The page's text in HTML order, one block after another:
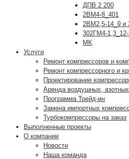
ДПВ 2 200
2ВМ4-8_401
2ВМ2,5-14_9 и
302ГМ4-
МК
Услуги
Ремонт компрессоров и
Ремонт компрессорного и
Проектирование
Аренда воздушных,
Программа Трейд-ин
Замена импортных
Турбокомпрессоры на заказ
Выполненные проекты
О компании
Новости
Наша команда